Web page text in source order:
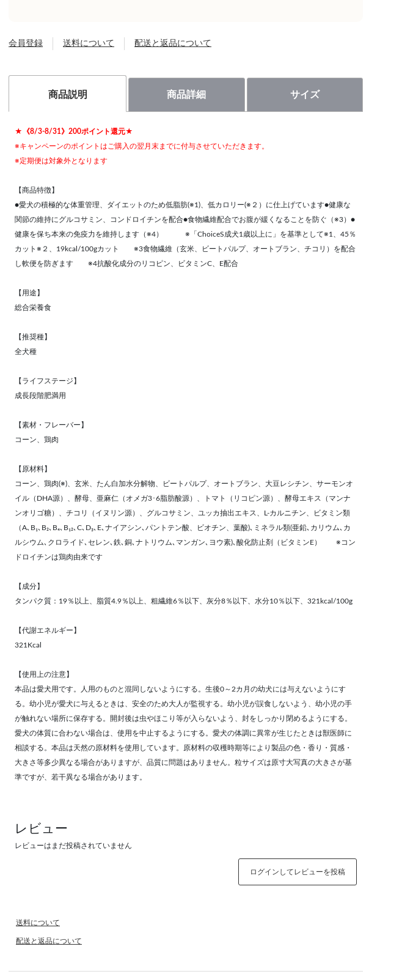
会員登録 送料について 配送と返品について
商品説明 商品詳細 サイズ
★《8/3-8/31》200ポイント還元★
※キャンペーンのポイントはご購入の翌月末までに付与させていただきます。
※定期便は対象外となります
【商品特徴】
●愛犬の積極的な体重管理、ダイエットのため低脂肪(※1)、低カロリー(※２）に仕上げています●健康な
関節の維持にグルコサミン、コンドロイチンを配合●食物繊維配合でお腹が緩くなることを防ぐ（※3）●
健康を保ち本来の免疫力を維持します（※4） ※「ChoiceS成犬1歳以上に」を基準として※1、45％
カット※２、19kcal/100gカット ※3食物繊維（玄米、ビートパルプ、オートブラン、チコリ）を配合
し軟便を防ぎます ※4抗酸化成分のリコピン、ビタミンC、E配合
【用途】
総合栄養食
【推奨種】
全犬種
【ライフステージ】
成長段階肥満用
【素材・フレーバー】
コーン、鶏肉
【原材料】
コーン、鶏肉(※)、玄米、たん白加水分解物、ビートパルプ、オートブラン、大豆レシチン、サーモンオ
イル（DHA源）、酵母、亜麻仁（オメガ3･6脂肪酸源）、トマト（リコピン源）、酵母エキス（マンナ
ンオリゴ糖）、チコリ（イヌリン源）、グルコサミン、ユッカ抽出エキス、L-カルニチン、ビタミン類
（A､B₁､B₂､B₄､B₁₂､C､D₃､E､ナイアシン､パントテン酸、ビオチン、葉酸)､ミネラル類(亜鉛､カリウム､カ
ルシウム､クロライド､セレン､鉄､銅､ナトリウム､マンガン､ヨウ素)､酸化防止剤（ビタミンE） ※コン
ドロイチンは鶏肉由来です
【成分】
タンパク質：19％以上、脂質4.9％以上、粗繊維6％以下、灰分8％以下、水分10％以下、321kcal/100g
【代謝エネルギー】
321Kcal
【使用上の注意】
本品は愛犬用です。人用のものと混同しないようにする。生後0～2カ月の幼犬には与えないようにす
る。幼小児が愛犬に与えるときは、安全のため大人が監視する。幼小児が誤食しないよう、幼小児の手
が触れない場所に保存する。開封後は虫やほこり等が入らないよう、封をしっかり閉めるようにする。
愛犬の体質に合わない場合は、使用を中止するようにする。愛犬の体調に異常が生じたときは獣医師に
相談する。本品は天然の原材料を使用しています。原材料の収穫時期等により製品の色・香り・質感・
大きさ等多少異なる場合がありますが、品質に問題はありません。粒サイズは原寸大写真の大きさが基
準ですが、若干異なる場合があります。
レビュー
レビューはまだ投稿されていません
ログインしてレビューを投稿
送料について
配送と返品について